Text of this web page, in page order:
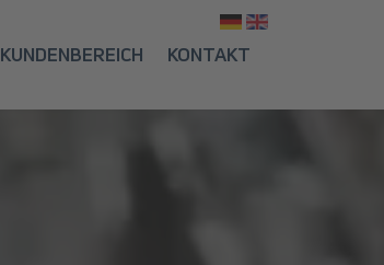
KUNDENBEREICH KONTAKT
Sprache